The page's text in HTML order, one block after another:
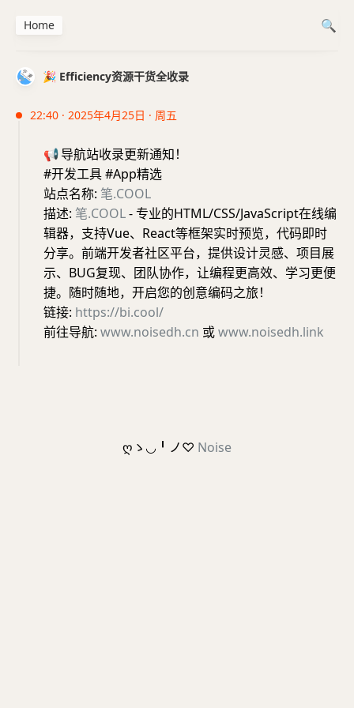
🎉 Efficiency资源干货全收录
22:40 · 2025年4月25日 · 周五
📢导航站收录更新通知！
#开发工具 #App精选
站点名称: 笔.COOL
描述: 笔.COOL- 专业的HTML/CSS/JavaScript在线编
辑器，支持Vue、React等框架实时预览，代码即时
分享。前端开发者社区平台，提供设计灵感、项目展
示、BUG复现、团队协作，让编程更高效、学习更便
捷。随时随地，开启您的创意编码之旅！
链接: https://bi.cool/
前往导航: www.noisedh.cn 或www.noisedh.link
Home
ღゝ◡╹ノ♡ Noise